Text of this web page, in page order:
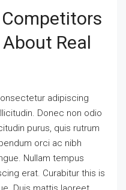
Real
adipiscing
Donec non odio
purus, quis rutrum
orci ac nibh
Nullam tempus
erat. Curabitur this is